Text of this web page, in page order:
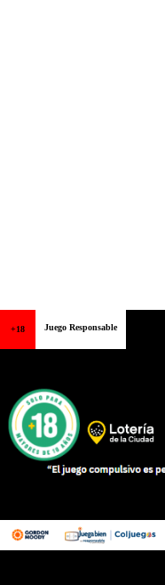
+18 Juego Responsable